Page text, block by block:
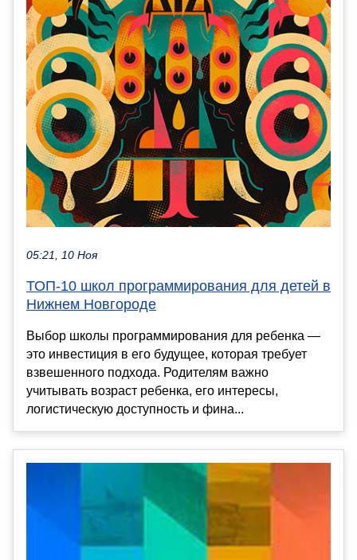
05:21, 10 Ноя
ТОП-10 школ программирования для детей в
Нижнем Новгороде
Выбор школы программирования для ребенка —
это инвестиция в его будущее, которая требует
взвешенного подхода. Родителям важно
учитывать возраст ребенка, его интересы,
логистическую доступность и фина...